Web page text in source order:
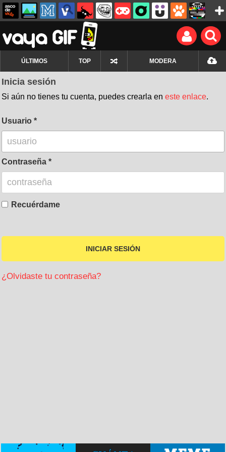
ÚLTIMOS TOP MODERA
Inicia sesión
Si aún no tienes tu cuenta, puedes crearla en este enlace.
Usuario
Contraseña
Recuérdame
¿Olvidaste tu contraseña?